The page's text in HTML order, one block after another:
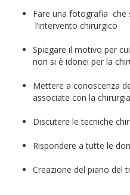
Fare una fotografia che
l’intervento chirurgico
Spiegare il motivo per
non si è idonei per la
Mettere a conoscenza
associate con la chirurgia
Discutere le tecniche
Rispondere a tutte le
Creazione del piano del